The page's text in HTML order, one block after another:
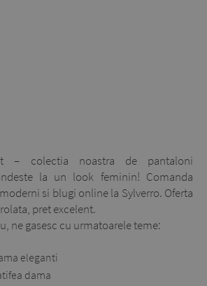
– colectia noastra de pantaloni
la un look feminin! Comanda
si blugi online la Sylverro. Oferta
pret excelent.
ne gasesc cu urmatoarele teme:
eleganti
dama